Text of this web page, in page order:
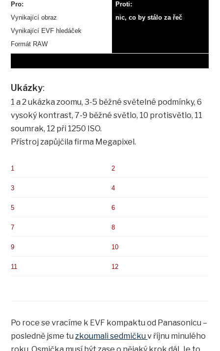
Pro:
Vynikající obraz
Vynikající EVF hledáček
Formát RAW
Proti:
nic, co by stálo za řeč
Ukázky:
1 a 2 ukázka zoomu, 3-5 běžné světelné podmínky, 6
vysoký kontrast, 7-9 běžné světlo, 10 protisvětlo, 11
soumrak, 12 při 1250 ISO.
Přístroj zapůjčila firma Megapixel.
1 2
3 4
5 6
7 8
9 10
11 12
Po roce se vracíme k EVF kompaktu od Panasonicu –
posledně jsme tuzkoumali sedmičkuv říjnu minulého